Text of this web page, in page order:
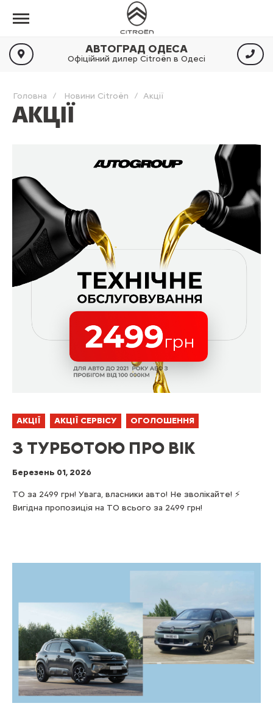
АВТОГРАД ОДЕСА
Офіційний дилер Citroën в Одесі
Головна Новини Citroën Акції
АКЦІЇ
АКЦІЇ АКЦІЇ СЕРВІСУ ОГОЛОШЕННЯ
З ТУРБОТОЮ ПРО ВІК
Березень 01, 2026
ТО за 2499 грн! Увага, власники авто! Не зволікайте! ⚡️
Вигідна пропозиція на ТО всього за 2499 грн!